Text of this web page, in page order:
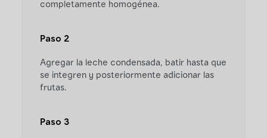
completamente homogénea.
Paso 2
Agregar la leche condensada, batir hasta que
se integren y posteriormente adicionar las
frutas.
Paso 3